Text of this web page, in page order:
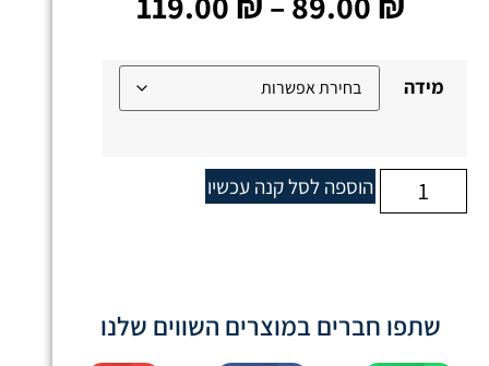
מידה
הוספה לסלקנה עכשיו
שתפו חברים במוצרים השווים שלנו